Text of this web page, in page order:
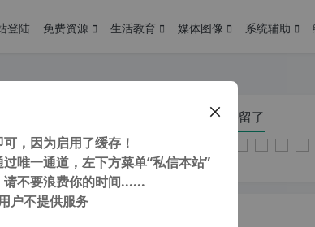
登陆 免费资源 生活教育 媒体图像 系统辅助
Alert 2在线网页版
由于网站空间位于国
您在本页停留了
，因为启用了缓存！
唯一通道，左下方菜单“私信本站”
不要浪费你的时间......
户不提供服务